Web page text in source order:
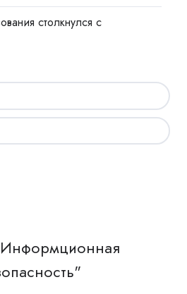
столкнулся с